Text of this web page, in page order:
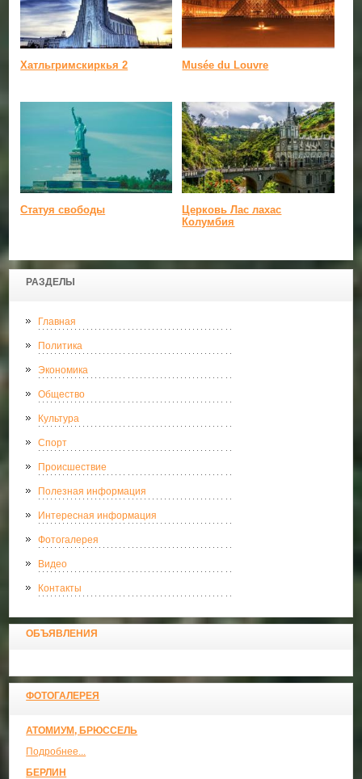
РАЗДЕЛЫ
Главная
Политика
Экономика
Общество
Культура
Спорт
Происшествие
Полезная информация
Интересная информация
Фотогалерея
Видео
Контакты
ОБЪЯВЛЕНИЯ
ФОТОГАЛЕРЕЯ
АТОМИУМ, БРЮССЕЛЬ
Подробнее...
БЕРЛИН
Хатльгримскиркья 2 Musée du Louvre
Статуя свободы
Церковь Лас лахас
Колумбия